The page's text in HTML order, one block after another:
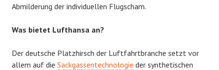
Abmilderung der individuellen Flugscham.
Was bietet Lufthansa an?
Der deutsche Platzhirsch der Luftfahrtbranche setzt vor
allem auf die Sackgassentechnologie der synthetischen